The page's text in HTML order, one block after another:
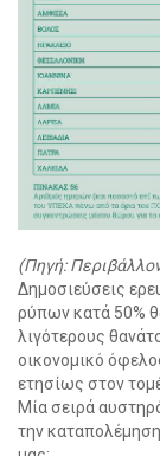
(Πηγή:
Δημοσιεύσεις
ρύπων κατά 50%
λιγότερους
οικονομικό
ετησίως στον
Μία σειρά
την